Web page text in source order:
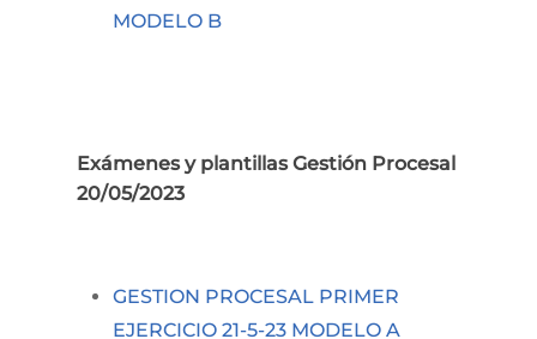
MODELO B
Exámenes y plantillas Gestión Procesal
20/05/2023
GESTION PROCESAL PRIMER
EJERCICIO 21-5-23 MODELO A